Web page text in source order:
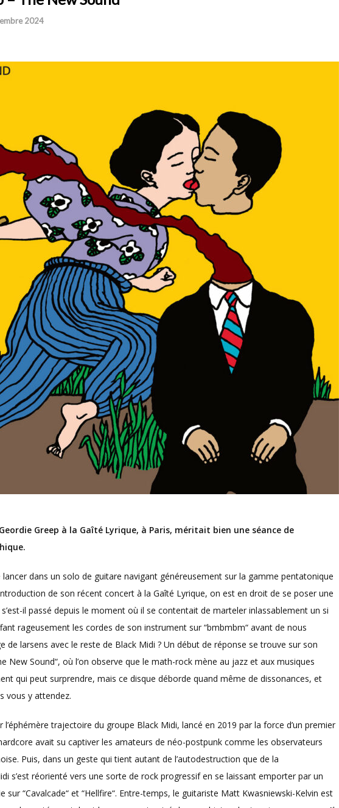
2024
Greep à la Gaîté Lyrique, à Paris, méritait bien une séance de
lancer dans un solo de guitare navigant généreusement sur la gamme pentatonique
de son récent concert à la Gaîté Lyrique, on est en droit de se poser une
il passé depuis le moment où il se contentait de marteler inlassablement un si
rageusement les cordes de son instrument sur “bmbmbm“ avant de nous
de larsens avec le reste de Black Midi ? Un début de réponse se trouve sur son
New Sound“, où l’on observe que le math-rock mène au jazz et aux musiques
qui peut surprendre, mais ce disque déborde quand même de dissonances, et
vous y attendez.
l’éphémère trajectoire du groupe Black Midi, lancé en 2019 par la force d’un premier
avait su captiver les amateurs de néo-postpunk comme les observateurs
Puis, dans un geste qui tient autant de l’autodestruction que de la
s’est réorienté vers une sorte de rock progressif en se laissant emporter par un
sur “Cavalcade“ et “Hellfire“. Entre-temps, le guitariste Matt Kwasniewski-Kelvin est